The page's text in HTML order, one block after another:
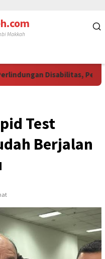
Makkah
Disabilitas,
Test
Berjalan